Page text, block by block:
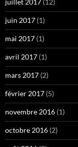
juillet 2017 (12)
juin 2017 (1)
mai 2017 (1)
avril 2017 (1)
mars 2017 (2)
février 2017 (5)
novembre 2016 (1)
octobre 2016 (2)